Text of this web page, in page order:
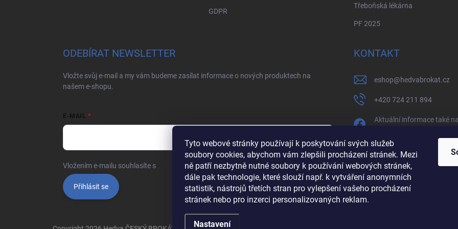
Tyto webové stránky používají k poskytování svých služeb
soubory cookies, abychom vám zlepšili procházení stránek. Mezi
ně patří nezbytně nutné soubory k používání webových stránek,
dále pak technologie, které slouží např. k vytváření anonymních
statistik, nástrojů třetích stran pro vylepšení vašeho procházení
stránek nebo pro inzerci personalizovaných reklam.
Nastavení
GDPR
Třeboňská lékárna
PF 2025
ODEBÍRAT NEWSLETTER
Vložte svůj e-mail a my vám budeme zasílat informace o nových produktech na
našem e-shopu.
E-MAIL
Vložením e-mailu souhlasíte s podmínkami ochrany osobních údajů
Přihlásit se
KONTAKT
eshop@hedvabrokat.cz
+420 724 211 894
Aktuální informace také
hedva_cesky_brokat
https://